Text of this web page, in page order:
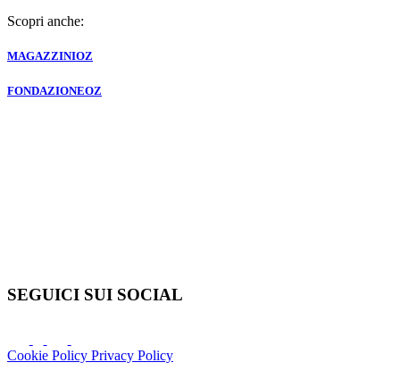
Scopri anche:
MAGAZZINIOZ
FONDAZIONEOZ
SEGUICI SUI SOCIAL
Cookie Policy Privacy Policy